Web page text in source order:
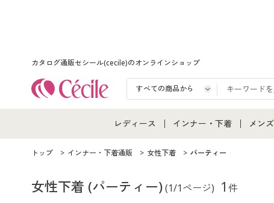
カタログ通販セシール(cecile)のオンラインショップ
レディース
レディース通販すべて
レディースファッション
インナー・下着
インナー・下着通販すべて
メンズ
トップ インナー・下着通販 女性下着 パーティー
女性下着 (パーティー)(1/1ページ) 1 件